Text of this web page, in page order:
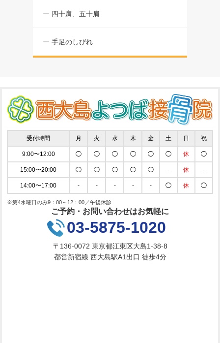
四十肩、五十肩
手足のしびれ
受付時間 月 火 水 木 金 土 日 祝
9:00〜12:00 ◯ ◯ ◯ ◯ ◯ ◯ 休 ◯
15:00〜20:00 ◯ ◯ ◯ ◯ ◯ - 休 -
14:00〜17:00 - - - - - ◯ 休 ◯
※第4水曜日のみ9：00～12：00／午後休診
ご予約・お問い合わせはお気軽に
03-5875-1020
〒136-0072 東京都江東区大島1-38-8
都営新宿線 西大島駅A1出口 徒歩4分